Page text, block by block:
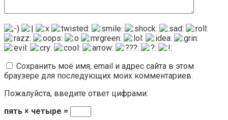
Сохранить моё имя, email и адрес сайта в этом
браузере для последующих моих комментариев.
Пожалуйста, введите ответ цифрами:
пять × четыре =